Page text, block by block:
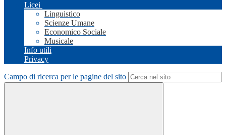
Licei
Linguistico
Scienze Umane
Economico Sociale
Musicale
Info utili
Privacy
Campo di ricerca per le pagine del sito